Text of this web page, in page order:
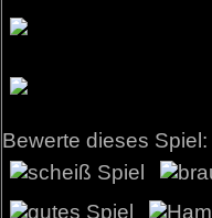
Bewerte dieses Spiel: